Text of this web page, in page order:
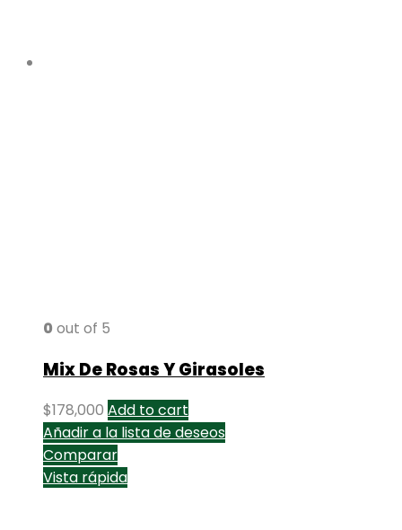
0 out of 5
Mix De Rosas Y Girasoles
$178,000 Add to cart
Añadir a la lista de deseos
Comparar
Vista rápida